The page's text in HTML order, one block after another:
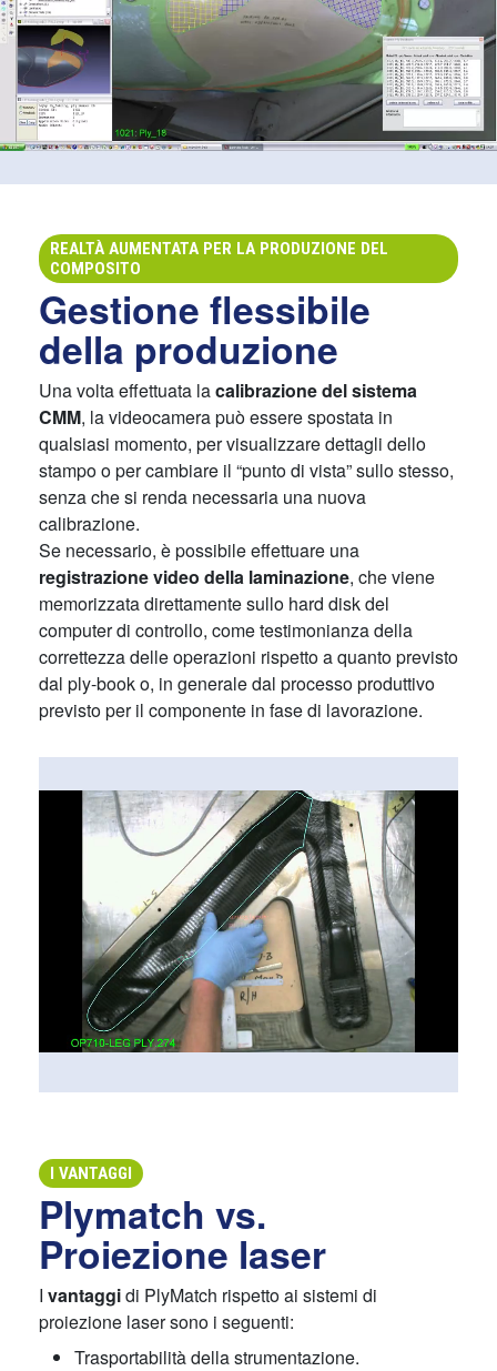
REALTÀ AUMENTATA PER LA PRODUZIONE DEL
COMPOSITO
Gestione flessibile
della produzione
Una volta effettuata lacalibrazione del sistema
CMM, la videocamera può essere spostata in
qualsiasi momento, per visualizzare dettagli dello
stampo o per cambiare il “punto di vista” sullo stesso,
senza che si renda necessaria una nuova
calibrazione.
Se necessario, è possibile effettuare una
registrazione video della laminazione, che viene
memorizzata direttamente sullo hard disk del
computer di controllo, come testimonianza della
correttezza delle operazioni rispetto a quanto previsto
dal ply-book o, in generale dal processo produttivo
previsto per il componente in fase di lavorazione.
I VANTAGGI
Plymatch vs.
Proiezione laser
I vantaggidi PlyMatch rispetto ai sistemi di
proiezione laser sono i seguenti:
Trasportabilità della strumentazione.